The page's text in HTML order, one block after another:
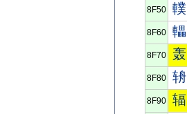
8F50 轐
8F60 轠
8F70 轰
8F80 辀
8F90 辐